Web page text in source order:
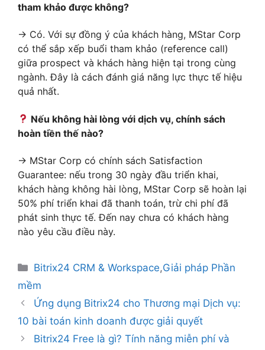
tham khảo được không?
→ Có. Với sự đồng ý của khách hàng, MStar Corp
có thể sắp xếp buổi tham khảo (reference call)
giữa prospect và khách hàng hiện tại trong cùng
ngành. Đây là cách đánh giá năng lực thực tế hiệu
quả nhất.
Nếu không hài lòng với dịch vụ, chính sách
hoàn tiền thế nào?
→ MStar Corp có chính sách Satisfaction
Guarantee: nếu trong 30 ngày đầu triển khai,
khách hàng không hài lòng, MStar Corp sẽ hoàn lại
50% phí triển khai đã thanh toán, trừ chi phí đã
phát sinh thực tế. Đến nay chưa có khách hàng
nào yêu cầu điều này.
Bitrix24 CRM & Workspace,Giải pháp Phần
mềm
Ứng dụng Bitrix24 cho Thương mại Dịch vụ:
10 bài toán kinh doanh được giải quyết
Bitrix24 Free là gì? Tính năng miễn phí và